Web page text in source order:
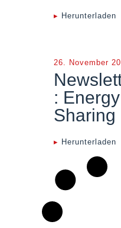
▸ Herunterladen
26. November
: Energy
Sharing
▸ Herunterladen